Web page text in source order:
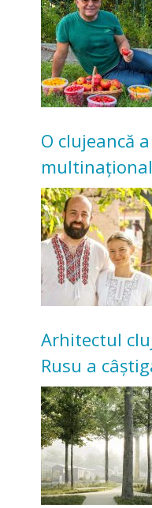
O clujeancă
Acum cultivă
bunicilor
Arhitectul
Rusu a